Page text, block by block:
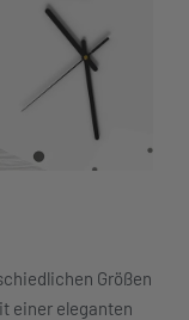
Größen
einer eleganten